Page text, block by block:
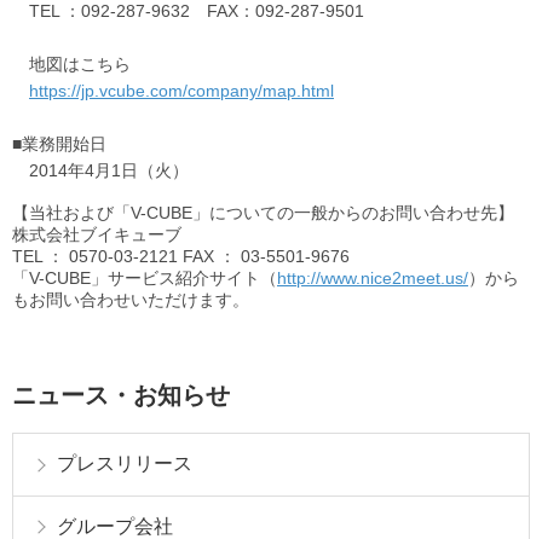
TEL ：092-287-9632 FAX：092-287-9501
地図はこちら
https://jp.vcube.com/company/map.html
■業務開始日
2014年4月1日（火）
【当社および「V-CUBE」についての一般からのお問い合わせ先】
株式会社ブイキューブ
TEL
： 0570-03-2121 FAX
： 03-5501-9676
「V-CUBE」サービス紹介サイト（http://www.nice2meet.us/）から
もお問い合わせいただけます。
ニュース・お知らせ
プレスリリース
グループ会社